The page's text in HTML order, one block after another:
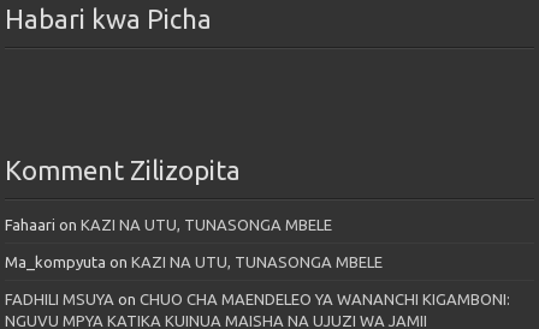
Habari kwa Picha
Komment Zilizopita
Fahaari onKAZI NA UTU, TUNASONGA MBELE
Ma_kompyuta onKAZI NA UTU, TUNASONGA MBELE
FADHILI MSUYA onCHUO CHA MAENDELEO YA WANANCHI KIGAMBONI:
NGUVU MPYA KATIKA KUINUA MAISHA NA UJUZI WA JAMII